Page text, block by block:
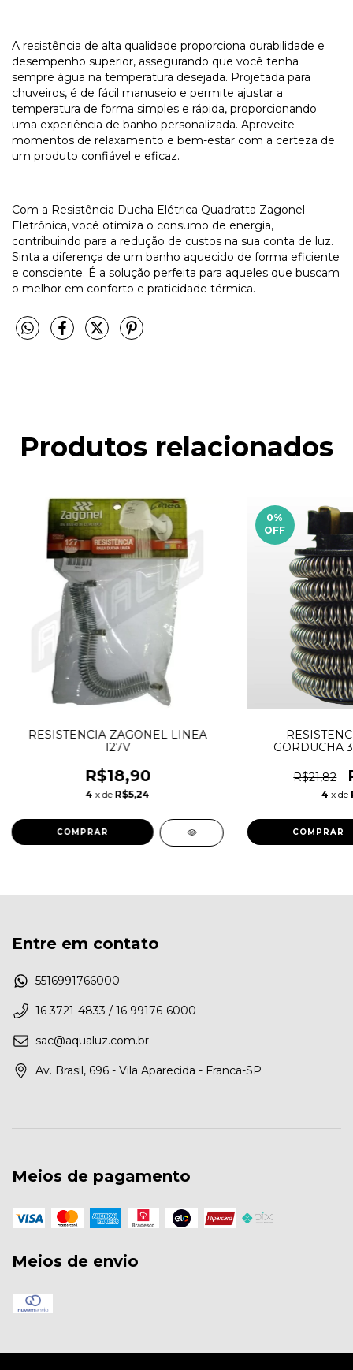
A resistência de alta qualidade proporciona durabilidade e
desempenho superior, assegurando que você tenha
sempre água na temperatura desejada. Projetada para
chuveiros, é de fácil manuseio e permite ajustar a
temperatura de forma simples e rápida, proporcionando
uma experiência de banho personalizada. Aproveite
momentos de relaxamento e bem-estar com a certeza de
um produto confiável e eficaz.
Com a Resistência Ducha Elétrica Quadratta Zagonel
Eletrônica, você otimiza o consumo de energia,
contribuindo para a redução de custos na sua conta de luz.
Sinta a diferença de um banho aquecido de forma eficiente
e consciente. É a solução perfeita para aqueles que buscam
o melhor em conforto e praticidade térmica.
Produtos relacionados
RESISTENCIA ZAGONEL LINEA
127V
R$18,90
4 x de R$5,24
0%
OFF
GORDUCHA
R$21,82
4 x de
Entre em contato
5516991766000
16 3721-4833 / 16 99176-6000
sac@aqualuz.com.br
Av. Brasil, 696 - Vila Aparecida - Franca-SP
Meios de pagamento
Meios de envio